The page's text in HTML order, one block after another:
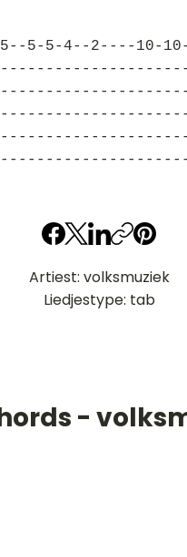
5-5-4--2----10-
Artiest: volksmuziek
Liedjestype: tab
-